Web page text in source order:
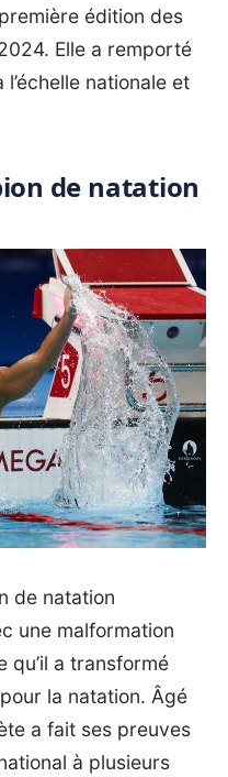
édition des
Elle a remporté
nationale et
de natation
de natation
une malformation
qu’il a transformé
la natation. Âgé
a fait ses preuves
à plusieurs